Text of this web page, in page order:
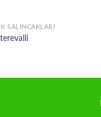
SALINCAKLARI